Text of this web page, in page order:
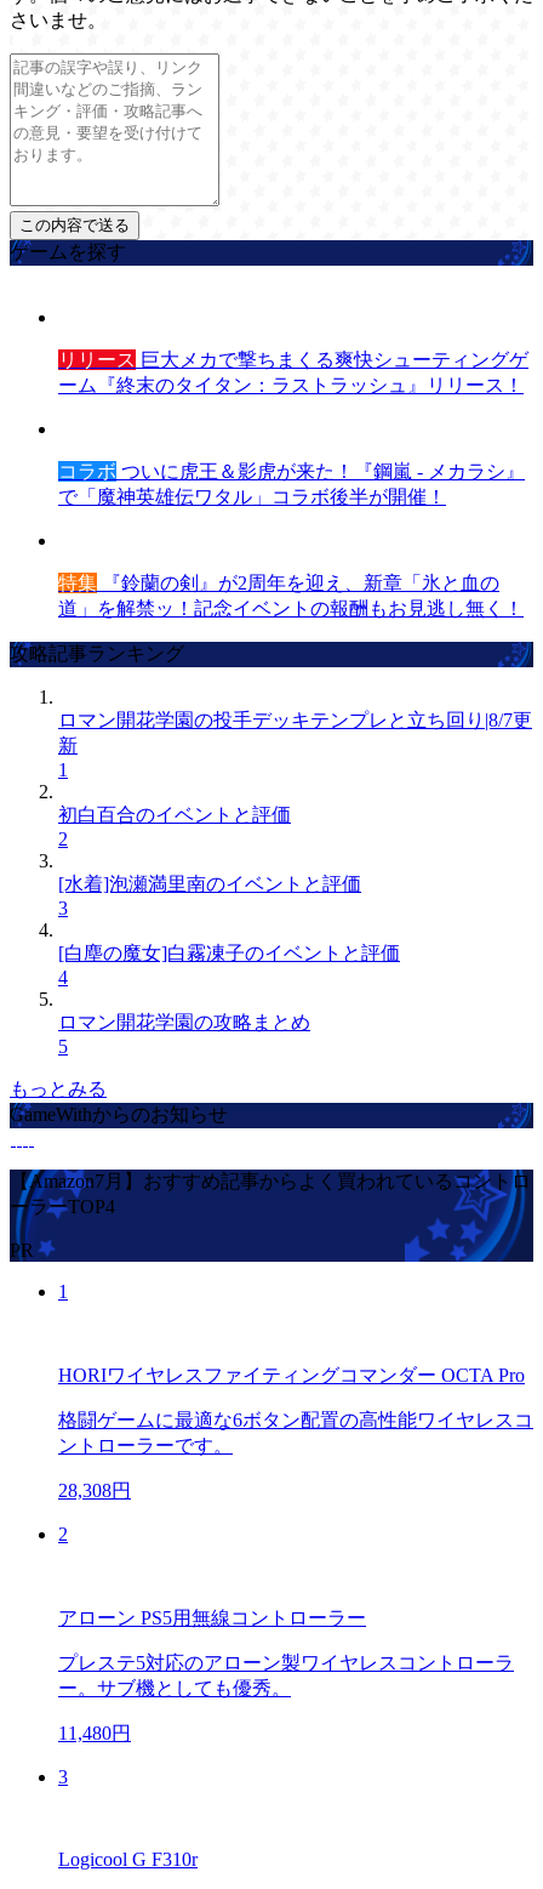
さいませ。
ゲームを探す
リリース 巨大メカで撃ちまくる爽快シューティングゲ
ーム『終末のタイタン：ラストラッシュ』リリース！
コラボ ついに虎王＆影虎が来た！『鋼嵐 - メカラシ』
で「魔神英雄伝ワタル」コラボ後半が開催！
特集 『鈴蘭の剣』が2周年を迎え、新章「氷と血の
道」を解禁ッ！記念イベントの報酬もお見逃し無く！
攻略記事ランキング
ロマン開花学園の投手デッキテンプレと立ち回り|8/7更
新
1
初白百合のイベントと評価
2
[水着]泡瀬満里南のイベントと評価
3
[白塵の魔女]白霧凍子のイベントと評価
4
ロマン開花学園の攻略まとめ
5
もっとみる
GameWithからのお知らせ
【Amazon7月】おすすめ記事からよく買われているコントロ
ーラーTOP4
PR
1
HORIワイヤレスファイティングコマンダー OCTA Pro
格闘ゲームに最適な6ボタン配置の高性能ワイヤレスコ
ントローラーです。
28,308円
2
アローン PS5用無線コントローラー
プレステ5対応のアローン製ワイヤレスコントローラ
ー。サブ機としても優秀。
11,480円
3
Logicool G F310r